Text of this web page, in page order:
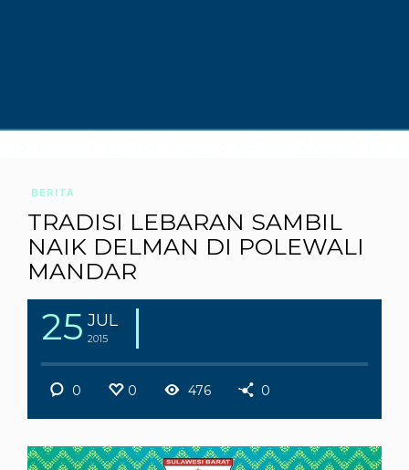
BERITA
TRADISI LEBARAN SAMBIL
NAIK DELMAN DI POLEWALI
MANDAR
25 JUL
2015
0 0 476 0